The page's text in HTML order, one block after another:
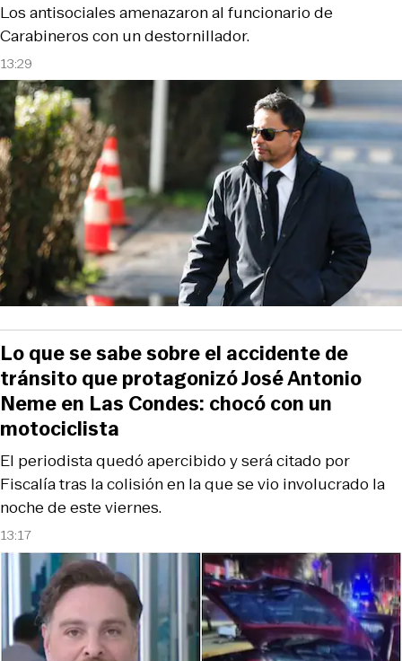
13:29
Los antisociales amenazaron al funcionario de
Carabineros con un destornillador.
13:17
El periodista quedó apercibido y será citado por
Fiscalía tras la colisión en la que se vio involucrado la
noche de este viernes.
Lo que se sabe sobre el accidente de
tránsito que protagonizó José Antonio
Neme en Las Condes: chocó con un
motociclista